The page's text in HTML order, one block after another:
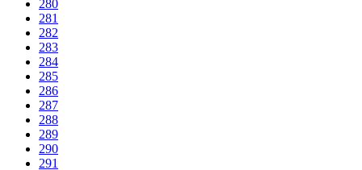
280
281
282
283
284
285
286
287
288
289
290
291